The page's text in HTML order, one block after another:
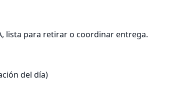
lista para retirar o coordinar entrega.
del día)